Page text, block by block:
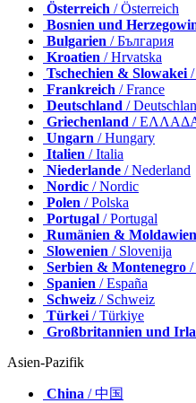
Österreich / Österreich
Bosnien und
Bulgarien / България
Kroatien / Hrvatska
Tschechien & Slowakei/
Frankreich / France
Deutschland /
Griechenland /
Ungarn / Hungary
Italien / Italia
Niederlande / Nederland
Nordic / Nordic
Polen / Polska
Portugal / Portugal
Rumänien & Moldawien
Slowenien / Slovenija
Serbien & Montenegro /
Spanien / España
Schweiz / Schweiz
Türkei/ Türkiye
Großbritannien und
Asien-Pazifik
China / 中国